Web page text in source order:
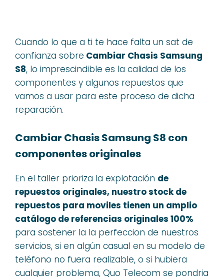
Cuando lo que a ti te hace falta un sat de
confianza sobre Cambiar Chasis Samsung
S8, lo imprescindible es la calidad de los
componentes y algunos repuestos que
vamos a usar para este proceso de dicha
reparación.
Cambiar Chasis Samsung S8 con
componentes originales
En el taller prioriza la explotación de
repuestos originales, nuestro stock de
repuestos para moviles tienen un amplio
catálogo de referencias originales 100%
para sostener la la perfeccion de nuestros
servicios, si en algún casual en su modelo de
teléfono no fuera realizable, o si hubiera
cualquier problema, Quo Telecom se pondria